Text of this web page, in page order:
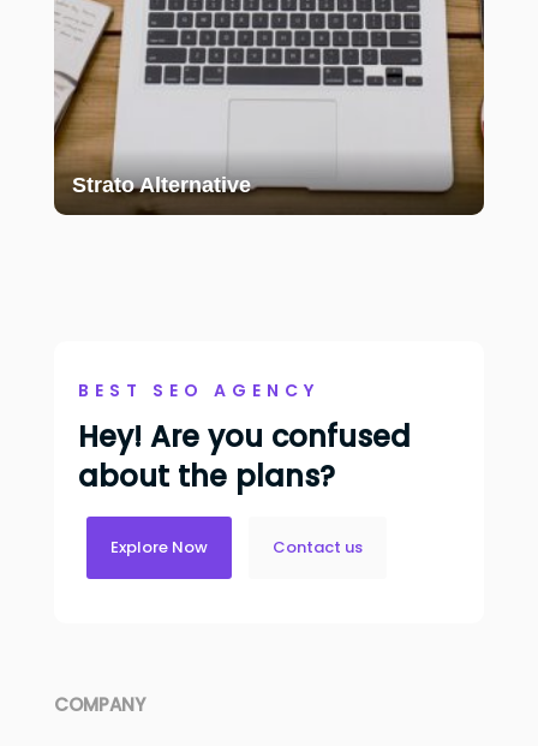
Strato Alternative
BEST SEO AGENCY
Hey! Are you confused
about the plans?
Explore Now Contact us
COMPANY